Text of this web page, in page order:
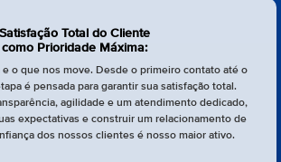
Satisfação Total do Cliente
como Prioridade Máxima:
e o que nos move. Desde o primeiro contato até o
é pensada para garantir sua satisfação total.
agilidade e um atendimento dedicado,
expectativas e construir um relacionamento de
dos nossos clientes é nosso maior ativo.